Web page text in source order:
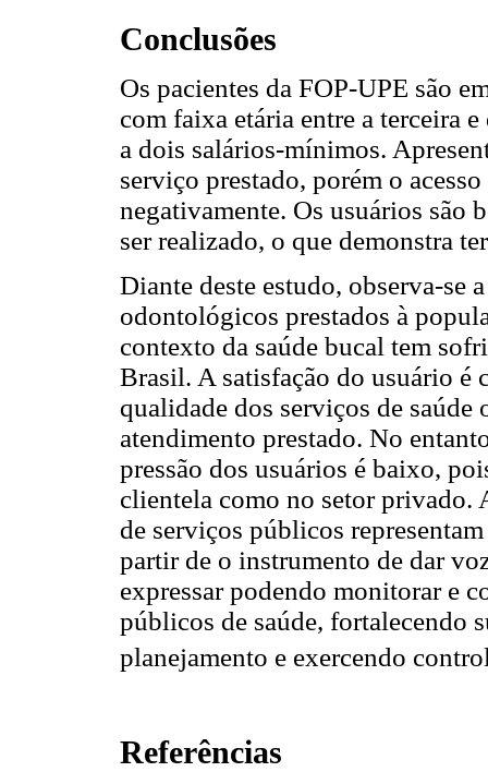
Conclusões
Os pacientes da FOP-UPE são
com faixa etária entre a terceira
a dois salários-mínimos.
serviço prestado, porém o
negativamente. Os usuários são
ser realizado, o que demonstra
Diante deste estudo, observa-se
odontológicos prestados à
contexto da saúde bucal tem
Brasil. A satisfação do usuário é
qualidade dos serviços de
atendimento prestado. No
pressão dos usuários é baixo,
clientela como no setor privado.
de serviços públicos
partir de o instrumento de dar
expressar podendo monitorar e
públicos de saúde, fortalecendo
planejamento e exercendo
Referências